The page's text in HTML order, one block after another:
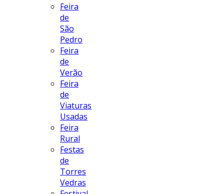
Feira
de
São
Pedro
Feira
de
Verão
Feira
de
Viaturas
Usadas
Feira
Rural
Festas
de
Torres
Vedras